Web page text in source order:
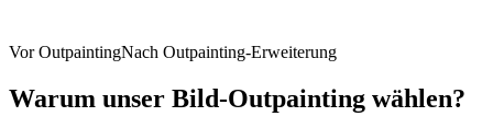
Vor OutpaintingNach Outpainting-Erweiterung
Warum unser Bild-Outpainting wählen?